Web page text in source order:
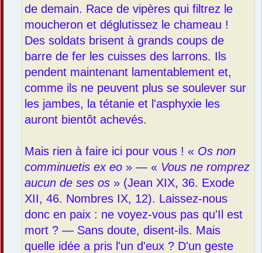
de demain. Race de vipères qui filtrez le
moucheron et déglutissez le chameau !
Des soldats brisent à grands coups de
barre de fer les cuisses des larrons. Ils
pendent maintenant lamentablement et,
comme ils ne peuvent plus se soulever sur
les jambes, la tétanie et l'asphyxie les
auront bientôt achevés.
Mais rien à faire ici pour vous ! « Os non
comminuetis ex eo » — « Vous ne romprez
aucun de ses os » (Jean XIX, 36. Exode
XII, 46. Nombres IX, 12). Laissez-nous
donc en paix : ne voyez-vous pas qu'Il est
mort ? — Sans doute, disent-ils. Mais
quelle idée a pris l'un d'eux ? D'un geste